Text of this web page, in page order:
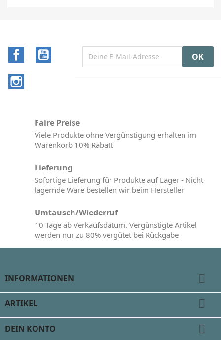
Facebook
Faire Preise
Viele Produkte ohne Vergünstigung erhalten im
Warenkorb 10% Rabatt
Lieferung
Sofortige Lieferung für Produkte auf Lager - Nicht
lagernde Ware bestellen wir beim Hersteller
Umtausch/Wiederruf
10 Tage ab Verkaufsdatum. Vergünstigte Artikel
werden nur zu 80% vergütet bei Rückgabe
INFORMATIONEN 
ARTIKEL 
DEIN KONTO 